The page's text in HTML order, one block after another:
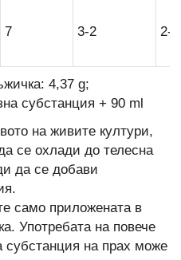
7 3-2 2-3
4,37 g;
субстанция + 90 ml
на живите култури,
се охлади до телесна
да се добави
само приложената в
Употребата на повече
субстанция на прах може